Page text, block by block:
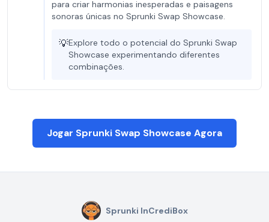
para criar harmonias inesperadas e paisagens
sonoras únicas no Sprunki Swap Showcase.
💡Explore todo o potencial do Sprunki Swap
Showcase experimentando diferentes
combinações.
Jogar Sprunki Swap Showcase Agora
Sprunki InCrediBox